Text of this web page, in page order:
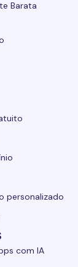
Barata
personalizado
com IA